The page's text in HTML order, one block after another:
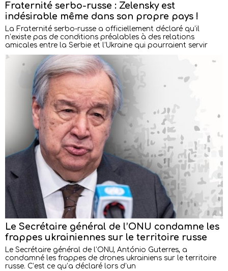
Fraternité serbo-russe : Zelensky est
indésirable même dans son propre pays !
La Fraternité serbo-russe a officiellement déclaré qu’il
n’existe pas de conditions préalables à des relations
amicales entre la Serbie et l’Ukraine qui pourraient servir
Le Secrétaire général de l’ONU condamne les
frappes ukrainiennes sur le territoire russe
Le Secrétaire général de l’ONU, António Guterres, a
condamné les frappes de drones ukrainiens sur le territoire
russe. C’est ce qu’a déclaré lors d’un